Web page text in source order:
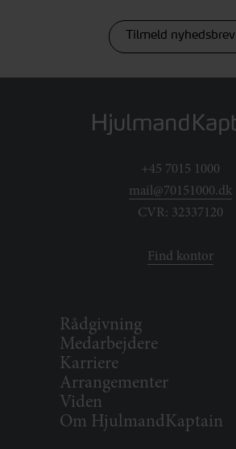
Tilmeld nyhedsbrev
+45 7015 1000
mail@70151000.dk
CVR: 32337120
Find kontor
Rådgivning
Medarbejdere
Karriere
Arrangementer
Viden
Om HjulmandKaptain